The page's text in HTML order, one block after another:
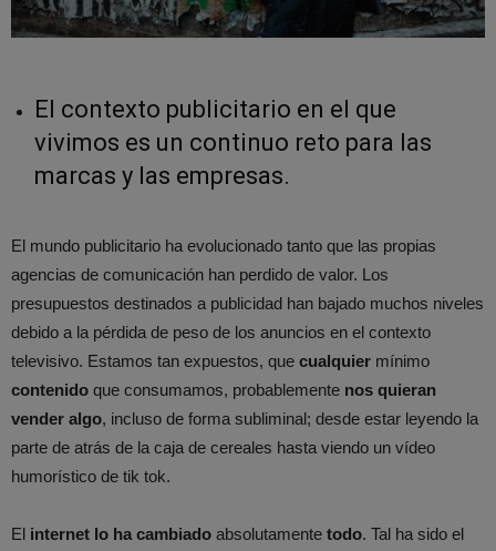
El contexto publicitario en el que
vivimos es un continuo reto para las
marcas y las empresas.
El mundo publicitario ha evolucionado tanto que las propias
agencias de comunicación han perdido de valor. Los
presupuestos destinados a publicidad han bajado muchos niveles
debido a la pérdida de peso de los anuncios en el contexto
televisivo. Estamos tan expuestos, que cualquier mínimo
contenido que consumamos, probablemente nos quieran
vender algo, incluso de forma subliminal; desde estar leyendo la
parte de atrás de la caja de cereales hasta viendo un vídeo
humorístico de tik tok.
El internet lo ha cambiado absolutamente todo. Tal ha sido el